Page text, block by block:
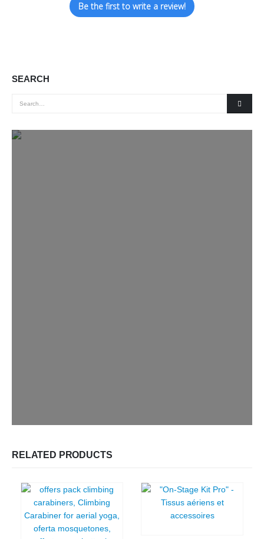
Be the first to write a review!
SEARCH
RELATED PRODUCTS